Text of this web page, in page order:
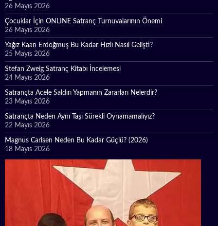
26 Mayıs 2026
Çocuklar İçin ONLINE Satranç Turnuvalarının Önemi
26 Mayıs 2026
Yağız Kaan Erdoğmuş Bu Kadar Hızlı Nasıl Gelişti?
25 Mayıs 2026
Stefan Zweig Satranç Kitabı İncelemesi
24 Mayıs 2026
Satrançta Acele Saldırı Yapmanın Zararları Nelerdir?
23 Mayıs 2026
Satrançta Neden Aynı Taşı Sürekli Oynamamalıyız?
22 Mayıs 2026
Magnus Carlsen Neden Bu Kadar Güçlü? (2026)
18 Mayıs 2026